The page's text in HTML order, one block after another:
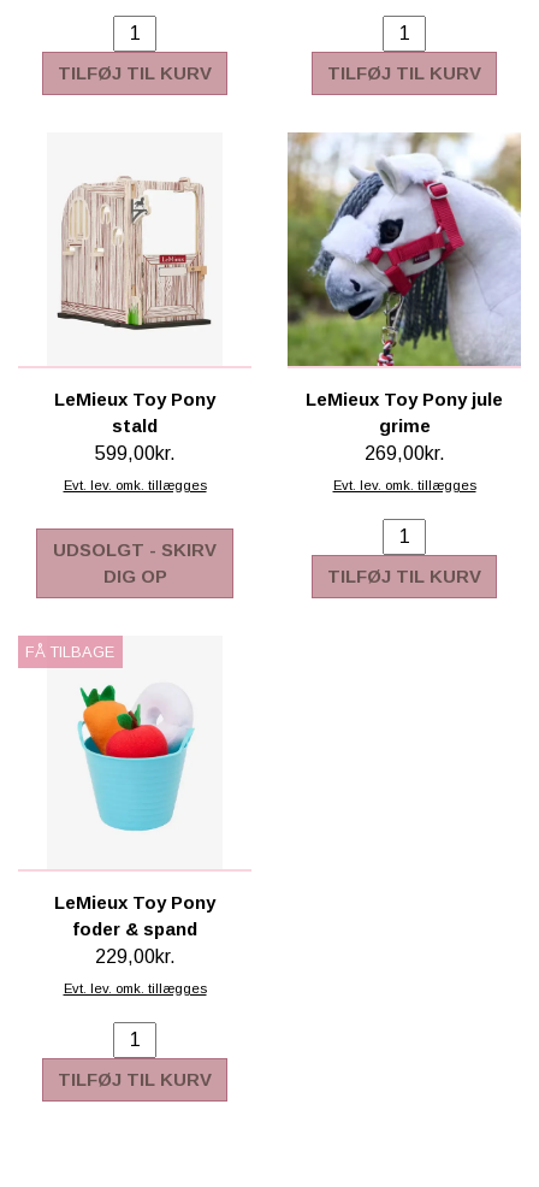
TILFØJ TIL KURV TILFØJ TIL KURV
LeMieux Toy Pony
stald
599,00kr.
Evt. lev. omk. tillægges
UDSOLGT - SKIRV
DIG OP
LeMieux Toy Pony jule
grime
269,00kr.
Evt. lev. omk. tillægges
TILFØJ TIL KURV
FÅ TILBAGE
LeMieux Toy Pony
foder & spand
229,00kr.
Evt. lev. omk. tillægges
TILFØJ TIL KURV